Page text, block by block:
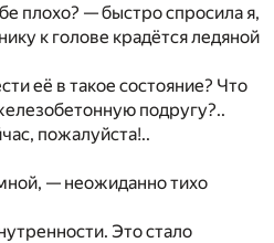
плохо? — быстро спросила я,
к голове крадётся ледяной
её в такое состояние? Что
подругу?..
пожалуйста!..
— неожиданно тихо
Это стало